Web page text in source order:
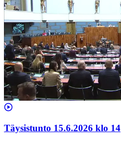
Täysistunto 15.6.2026 klo 14